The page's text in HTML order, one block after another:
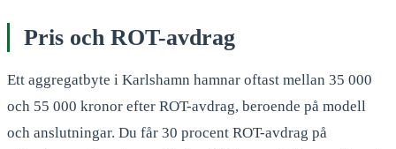
Pris och ROT-avdrag
Ett aggregatbyte i Karlshamn hamnar oftast mellan 35 000
och 55 000 kronor efter ROT-avdrag, beroende på modell
och anslutningar. Du får 30 procent ROT-avdrag på